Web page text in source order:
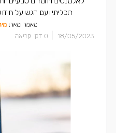
תכליתי ועם דגש על
מאמר מאת
18/05/2023
0 דק' קריאה